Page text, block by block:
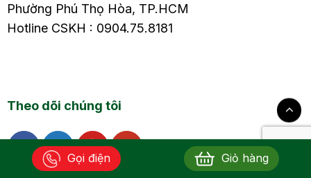
Phường Phú Thọ Hòa, TP.HCM
Hotline CSKH : 0904.75.8181
Theo dõi chúng tôi
Gọi điện Giỏ hàng